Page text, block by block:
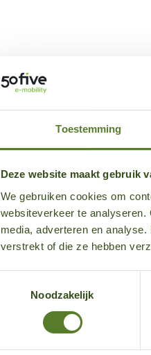
Toestemming
Deze website maakt gebruik
We gebruiken cookies om
websiteverkeer te
media, adverteren en
verstrekt of die ze hebben
Noodzakelijk